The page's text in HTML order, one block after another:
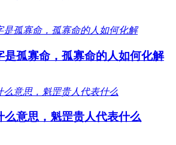
是孤寡命，孤寡命的人如何化解
么意思，魁罡贵人代表什么